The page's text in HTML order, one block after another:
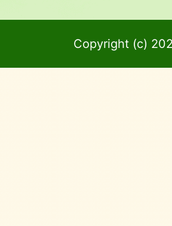
Copyright (c)